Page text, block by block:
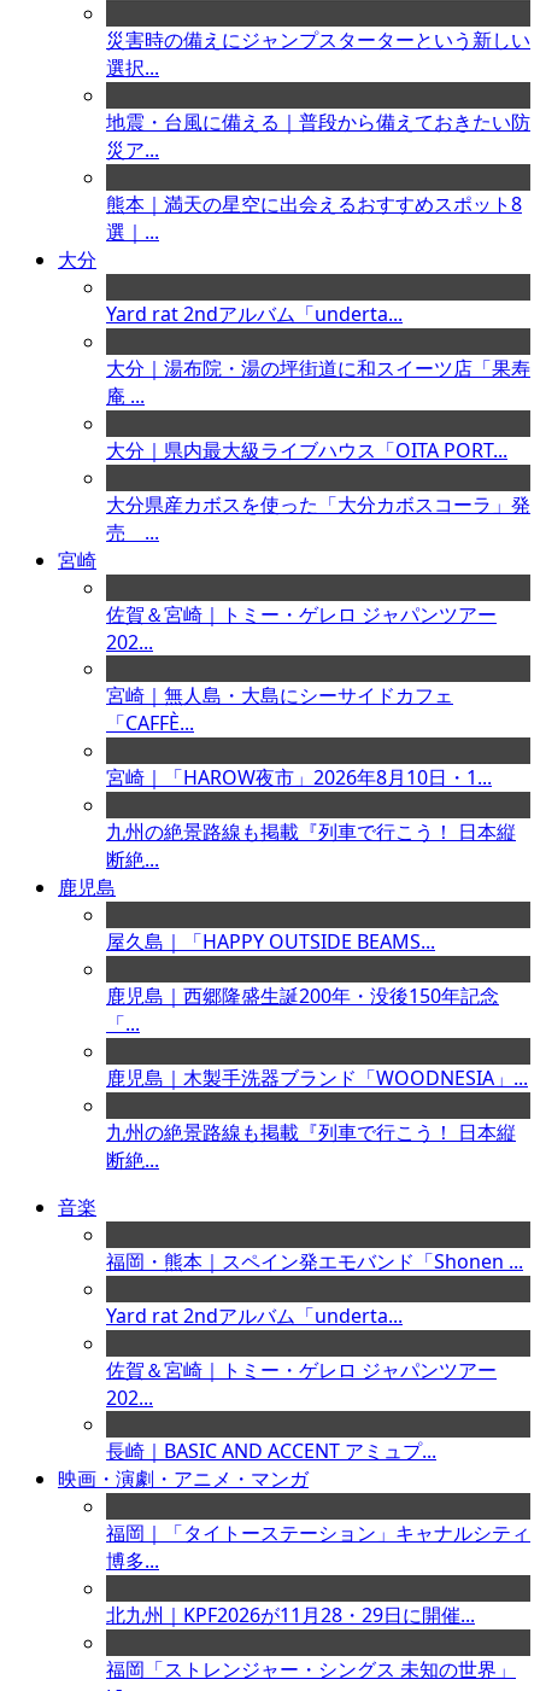
災害時の備えにジャンプスターターという新しい
選択...
地震・台風に備える｜普段から備えておきたい防
災ア...
熊本｜満天の星空に出会えるおすすめスポット8
選｜...
大分
Yard rat 2ndアルバム「underta...
大分｜湯布院・湯の坪街道に和スイーツ店「果寿
庵 ...
大分｜県内最大級ライブハウス「OITA PORT...
大分県産カボスを使った「大分カボスコーラ」発
売 ...
宮崎
佐賀＆宮崎｜トミー・ゲレロ ジャパンツアー
202...
宮崎｜無人島・大島にシーサイドカフェ
「CAFFÈ...
宮崎｜「HAROW夜市」2026年8月10日・1...
九州の絶景路線も掲載『列車で行こう！ 日本縦
断絶...
鹿児島
屋久島｜「HAPPY OUTSIDE BEAMS...
鹿児島｜西郷隆盛生誕200年・没後150年記念
「...
鹿児島｜木製手洗器ブランド「WOODNESIA」...
九州の絶景路線も掲載『列車で行こう！ 日本縦
断絶...
音楽
福岡・熊本｜スペイン発エモバンド「Shonen ...
Yard rat 2ndアルバム「underta...
佐賀＆宮崎｜トミー・ゲレロ ジャパンツアー
202...
長崎｜BASIC AND ACCENT アミュプ...
映画・演劇・アニメ・マンガ
福岡｜「タイトーステーション」キャナルシティ
博多...
北九州｜KPF2026が11月28・29日に開催...
福岡「ストレンジャー・シングス 未知の世界」